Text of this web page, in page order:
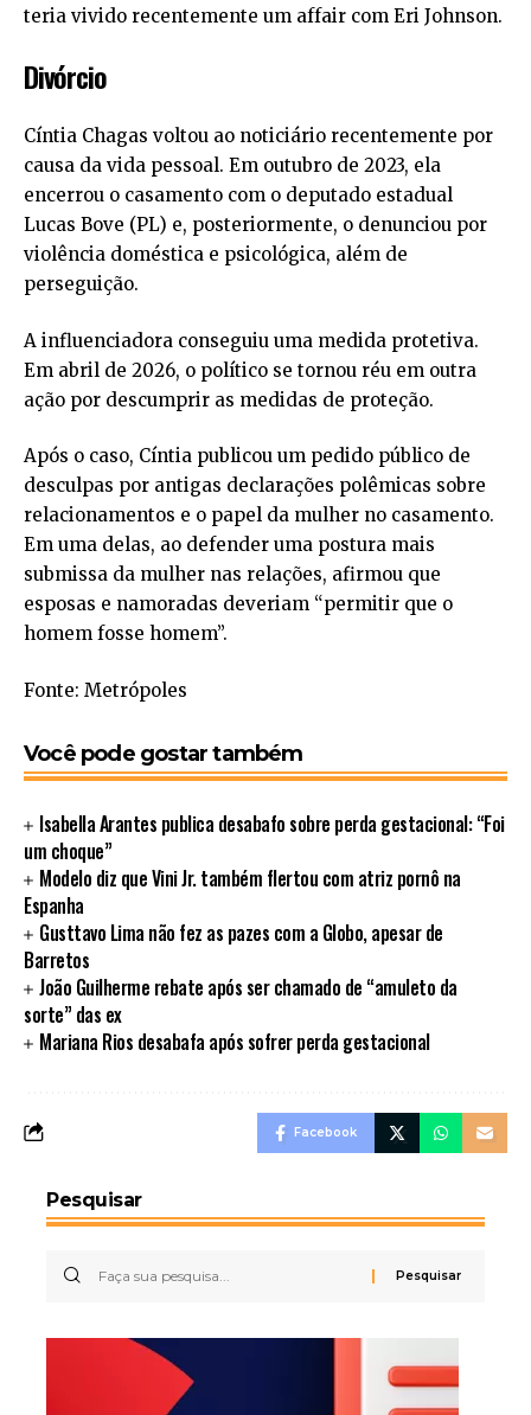
teria vivido recentemente um affair com Eri Johnson.
Divórcio
Cíntia Chagas voltou ao noticiário recentemente por
causa da vida pessoal. Em outubro de 2023, ela
encerrou o casamento com o deputado estadual
Lucas Bove (PL) e, posteriormente, o denunciou por
violência doméstica e psicológica, além de
perseguição.
A influenciadora conseguiu uma medida protetiva.
Em abril de 2026, o político se tornou réu em outra
ação por descumprir as medidas de proteção.
Após o caso, Cíntia publicou um pedido público de
desculpas por antigas declarações polêmicas sobre
relacionamentos e o papel da mulher no casamento.
Em uma delas, ao defender uma postura mais
submissa da mulher nas relações, afirmou que
esposas e namoradas deveriam “permitir que o
homem fosse homem”.
Fonte: Metrópoles
Você pode gostar também
Isabella Arantes publica desabafo sobre perda gestacional: “Foi
um choque”
Modelo diz que Vini Jr. também flertou com atriz pornô na
Espanha
Gusttavo Lima não fez as pazes com a Globo, apesar de
Barretos
João Guilherme rebate após ser chamado de “amuleto da
sorte” das ex
Mariana Rios desabafa após sofrer perda gestacional
Facebook
Pesquisar